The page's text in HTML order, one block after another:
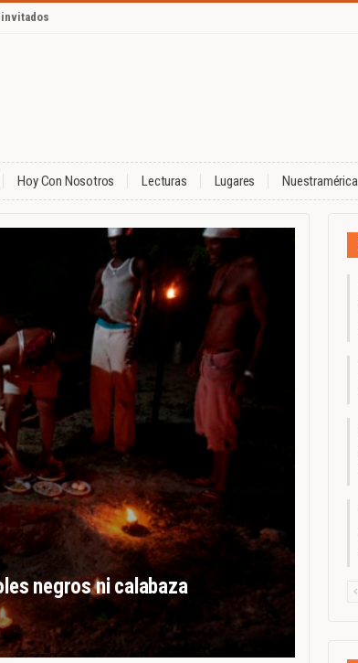
invitados
Hoy Con Nosotros Lecturas Lugares Nuestramérica
negros ni calabaza